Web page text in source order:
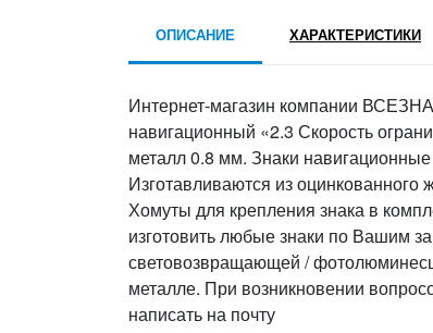
ОПИСАНИЕ ХАРАКТЕРИСТИКИ
Интернет-магазин компании
навигационный «2.3 Скорость
металл 0.8 мм. Знаки
Изготавливаются из
Хомуты для крепления знака в
изготовить любые знаки по Вашим
световозвращающей /
металле. При возникновении
написать на почту